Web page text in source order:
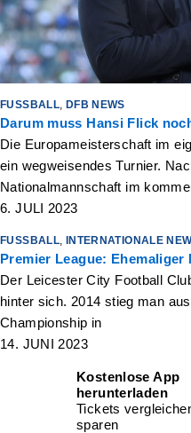
FUSSBALL DFB NEWS
Darum muss Hansi Flick
Die Europameisterschaft im
ein wegweisendes Turnier.
Nationalmannschaft im
6. JULI 2023
FUSSBALL INTERNATIONALE
Premier League: Ehemaliger
Der Leicester City Football
hinter sich. 2014 stieg man
Championship in
14. JUNI 2023
Kostenlose App
herunterladen
Tickets
sparen